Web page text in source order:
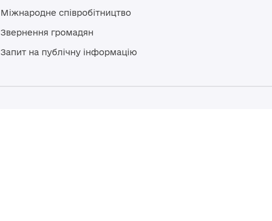
Міжнародне співробітництво
Звернення громадян
Запит на публічну інформацію